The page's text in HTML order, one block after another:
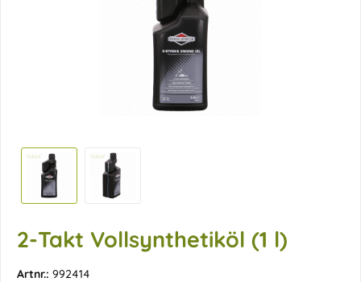
2-Takt Vollsynthetiköl (1 l)
Artnr.: 992414